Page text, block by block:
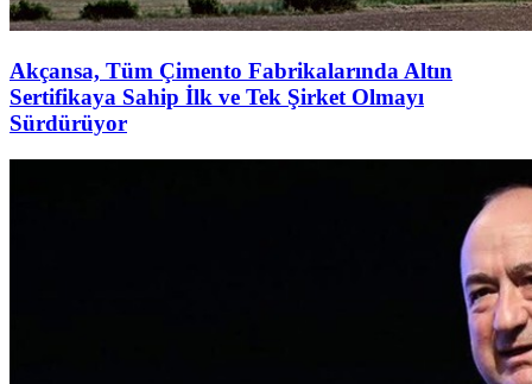
Akçansa, Tüm Çimento Fabrikalarında Altın
Sertifikaya Sahip İlk ve Tek Şirket Olmayı
Sürdürüyor